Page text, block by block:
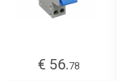
€ 56.78